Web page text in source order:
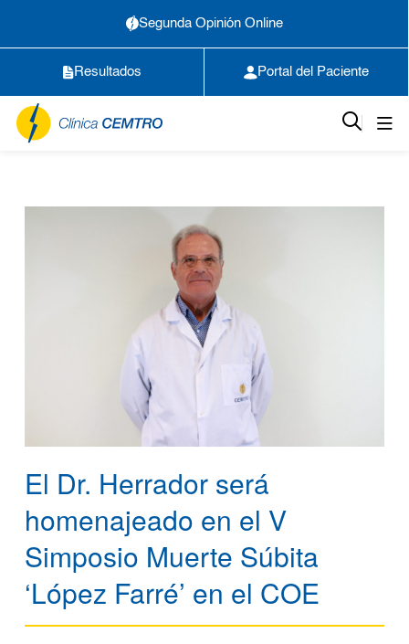
Segunda Opinión Online
Resultados Portal del Paciente
El Dr. Herrador será
homenajeado en el V
Simposio Muerte Súbita
‘López Farré’ en el COE